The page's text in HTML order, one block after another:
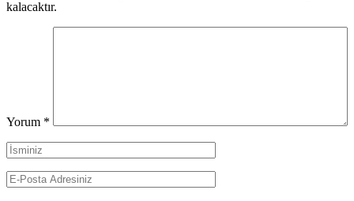
kalacaktır.
Yorum *